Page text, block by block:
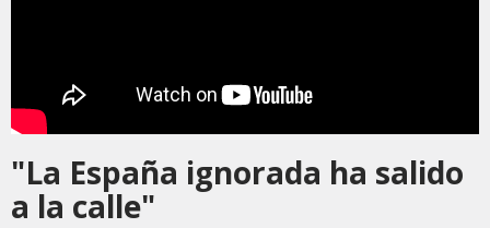
"La España ignorada ha salido
a la calle"